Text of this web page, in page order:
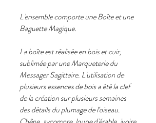
L'ensemble comporte une Boîte et une
Baguette Magique.
La boîte est réalisée en bois et cuir,
sublimée par une Marqueterie du
Messager Sagittaire. L'utilisation de
plusieurs essences de bois a été la clef
de la création sur plusieurs semaines
des détails du plumage de l'oiseau.